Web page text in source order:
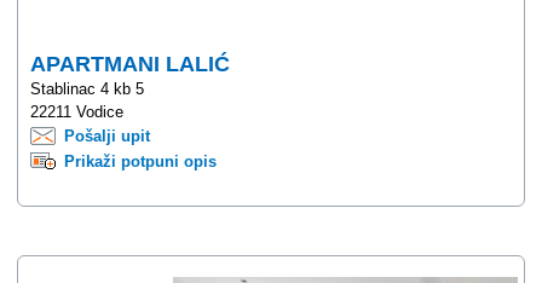
APARTMANI LALIĆ
Stablinac 4 kb 5
22211 Vodice
Pošalji upit
Prikaži potpuni opis